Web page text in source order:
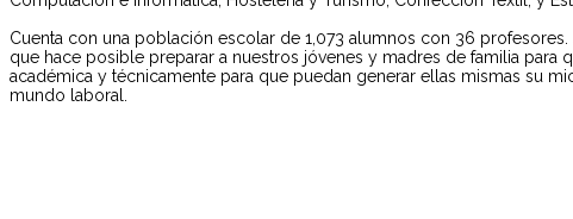
Cuenta con una población escolar de 1,073 alumnos con 36
que hace posible preparar a nuestros jóvenes y madres de familia para
académica y técnicamente para que puedan generar ellas mismas su
mundo laboral.